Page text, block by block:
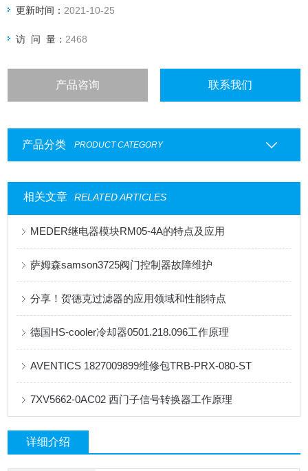
更新时间： 2021-10-25
访 问 量： 2468
产品咨询 联系我们
产品分类 PRODUCT CATEGORY
相关文章 RELATED ARTICLES
MEDER继电器模块RM05-4A的特点及应用
萨姆森samson3725阀门控制器故障维护
分享！贺德克过滤器的应用领域和性能特点
德国HS-cooler冷却器0501.218.096工作原理
AVENTICS 1827009899维修包TRB-PRX-080-ST
7XV5662-0AC02 西门子信号转换器工作原理
详细介绍